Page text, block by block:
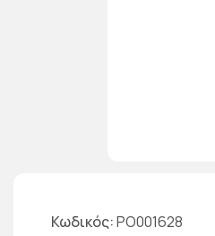
Κωδικός PO001628